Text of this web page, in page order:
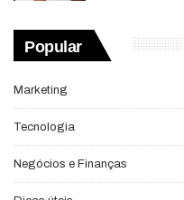
Popular
Marketing
Tecnologia
Negócios e Finanças